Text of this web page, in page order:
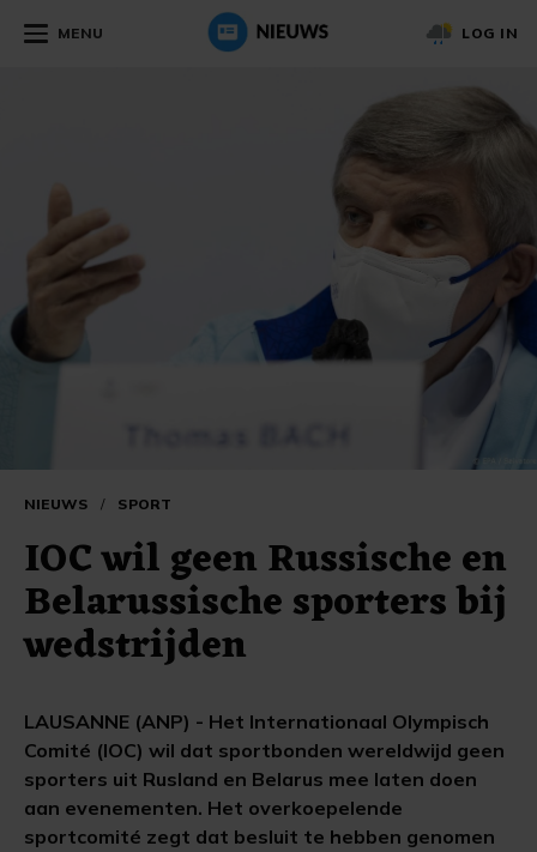
MENU LOG IN
NIEUWS / SPORT
IOC wil geen Russische en
Belarussische sporters bij
wedstrijden
LAUSANNE (ANP) - Het Internationaal Olympisch
Comité (IOC) wil dat sportbonden wereldwijd geen
sporters uit Rusland en Belarus mee laten doen
aan evenementen. Het overkoepelende
sportcomité zegt dat besluit te hebben genomen